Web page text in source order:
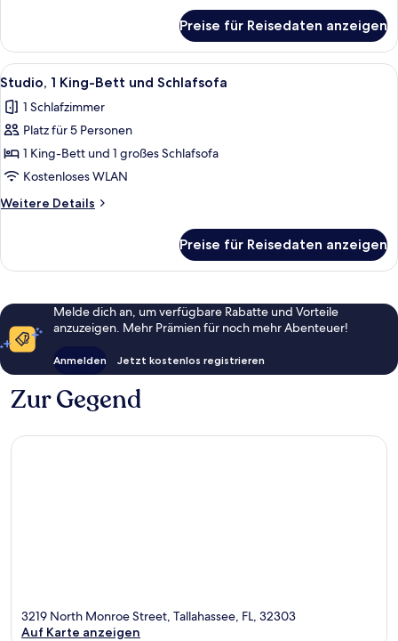
(Roll-
in
Shower
&
Transfer
Shower)
anzeigen
2 Queen-
Betten,
Ausstattung
hörgeschädigte
Menschen
in
Shower
Transfer
Preise für Reisedaten anzeigen
Alle
Fotos
für
Studio,
1 King-
Bett
und
Schlafsofa
Ein Hotelzimmer mit einem großen
7
Studio, 1 King-Bett und Schlafsofa
1 Schlafzimmer
Platz für 5 Personen
1 King-Bett und 1 großes Schlafsofa
Kostenloses WLAN
Weitere Details
Weitere
1 King-
Schlafsofa
Preise für Reisedaten anzeigen
Melde dich an, um verfügbare Rabatte und Vorteile
anzuzeigen. Mehr Prämien für noch mehr Abenteuer!
Anmelden Jetzt kostenlos registrieren
Zur Gegend
3219 North Monroe Street, Tallahassee, FL, 32303
Auf Karte anzeigen